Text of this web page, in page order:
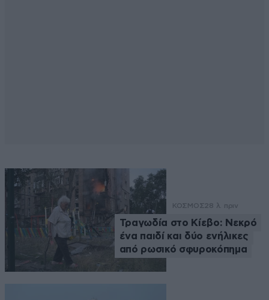
ΚΟΣΜΟΣ28 λ. πριν
Τραγωδία στο Κίεβο: Νεκρό
ένα παιδί και δύο ενήλικες
από ρωσικό σφυροκόπημα